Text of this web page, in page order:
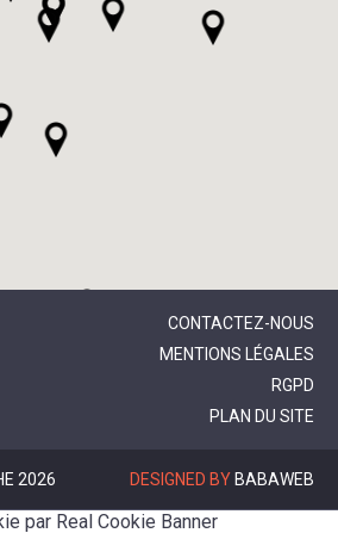
CONTACTEZ-NOUS
MENTIONS LÉGALES
RGPD
PLAN DU SITE
2026 DESIGNED BY BABAWEB
par Real Cookie Banner